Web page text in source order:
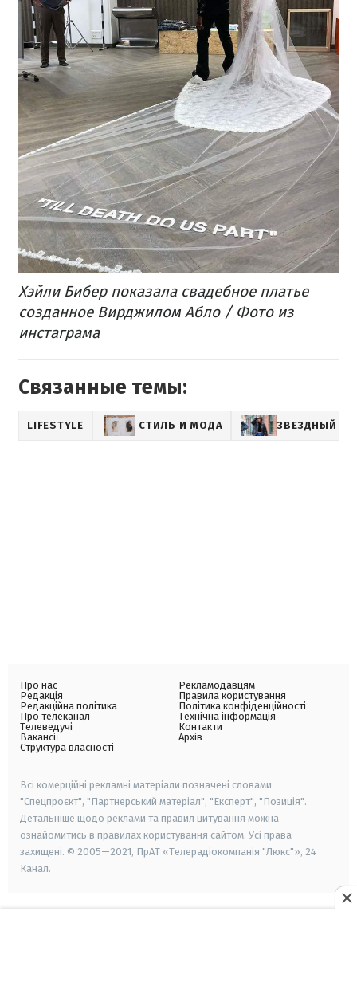
Хэйли Бибер показала свадебное платье
созданное Вирджилом Абло / Фото из
инстаграма
Связанные темы:
LIFESTYLE СТИЛЬ И МОДА ЗВЕЗДНЫЙ
Про нас
Редакція
Редакційна політика
Про телеканал
Телеведучі
Вакансії
Структура власності
Рекламодавцям
Правила користування
Політика конфіденційності
Технічна інформація
Контакти
Архів
Всі комерційні рекламні матеріали позначені словами
"Спецпроєкт", "Партнерський матеріал", "Експерт", "Позиція".
Детальніше щодо реклами та правил цитування можна
ознайомитись в правилах користування сайтом. Усі права
захищені. © 2005—2021, ПрАТ «Телерадіокомпанія "Люкс"», 24
Канал.